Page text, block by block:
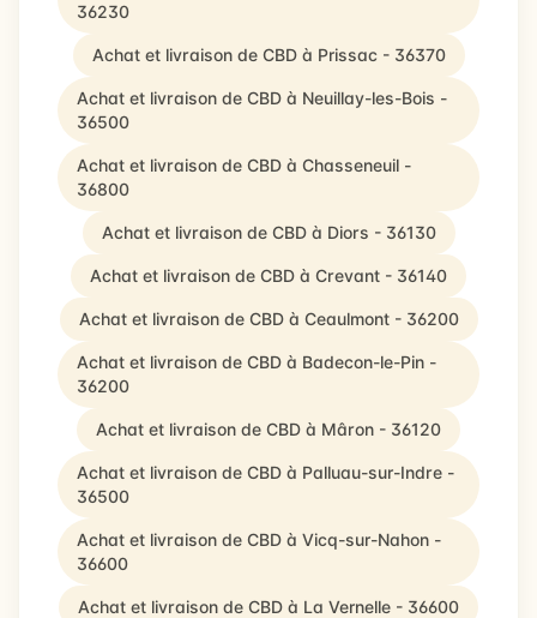
36230
Achat et livraison de CBD à Prissac - 36370
Achat et livraison de CBD à Neuillay-les-Bois -
36500
Achat et livraison de CBD à Chasseneuil -
36800
Achat et livraison de CBD à Diors - 36130
Achat et livraison de CBD à Crevant - 36140
Achat et livraison de CBD à Ceaulmont - 36200
Achat et livraison de CBD à Badecon-le-Pin -
36200
Achat et livraison de CBD à Mâron - 36120
Achat et livraison de CBD à Palluau-sur-Indre -
36500
Achat et livraison de CBD à Vicq-sur-Nahon -
36600
Achat et livraison de CBD à La Vernelle - 36600